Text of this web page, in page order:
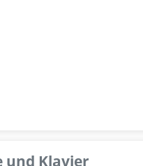
und Klavier